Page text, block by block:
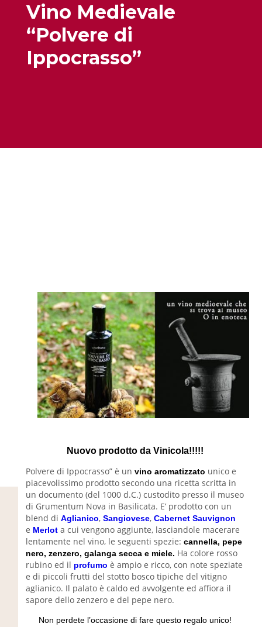
Vino Medievale
“Polvere di
Ippocrasso”
Nuovo prodotto da Vinicola!!!!!
Polvere di Ippocrasso” è un vino aromatizzato unico e
piacevolissimo prodotto secondo una ricetta scritta in
un documento (del 1000 d.C.) custodito presso il museo
di Grumentum Nova in Basilicata. E’ prodotto con un
blend di Aglianico, Sangiovese, Cabernet Sauvignon
e Merlota cui vengono aggiunte, lasciandole macerare
lentamente nel vino, le seguenti spezie: cannella, pepe
nero, zenzero, galanga secca e miele. Ha colore rosso
rubino ed il profumo è ampio e ricco, con note speziate
e di piccoli frutti del stotto bosco tipiche del vitigno
aglianico. Il palato è caldo ed avvolgente ed affiora il
sapore dello zenzero e del pepe nero.
Non perdete l’occasione di fare questo regalo unico!